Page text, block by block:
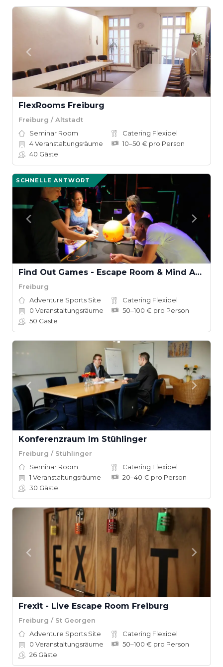
FlexRooms Freiburg
Freiburg / Altstadt
Seminar Room
Catering Flexibel
4Veranstaltungsräume
10–50 € pro Person
40 Gäste
SCHNELLE ANTWORT
Find Out Games - Escape Room & Mind Arena®
Freiburg
Adventure Sports Site
Catering Flexibel
0 Veranstaltungsräume
50–100 € pro Person
50 Gäste
Konferenzraum Im Stühlinger
Freiburg / Stühlinger
Seminar Room
Catering Flexibel
1 Veranstaltungsräume
20–40 € pro Person
30 Gäste
Frexit - Live Escape Room Freiburg
Freiburg / St Georgen
Adventure Sports Site
Catering Flexibel
0 Veranstaltungsräume
50–100 € pro Person
26 Gäste